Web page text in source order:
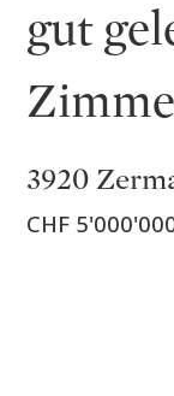
gut
3920
CHF